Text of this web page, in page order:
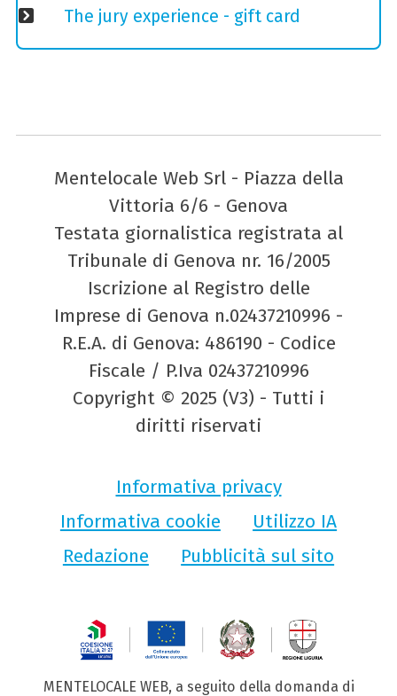
The jury experience - gift card
Mentelocale Web Srl - Piazza della
Vittoria 6/6 - Genova
Testata giornalistica registrata al
Tribunale di Genova nr. 16/2005
Iscrizione al Registro delle
Imprese di Genova n.02437210996 -
R.E.A. di Genova: 486190 - Codice
Fiscale / P.Iva 02437210996
Copyright © 2025 (V3) - Tutti i
diritti riservati
Informativa privacy
Informativa cookie
Utilizzo IA
Redazione
Pubblicità sul sito
MENTELOCALE WEB, a seguito della domanda di